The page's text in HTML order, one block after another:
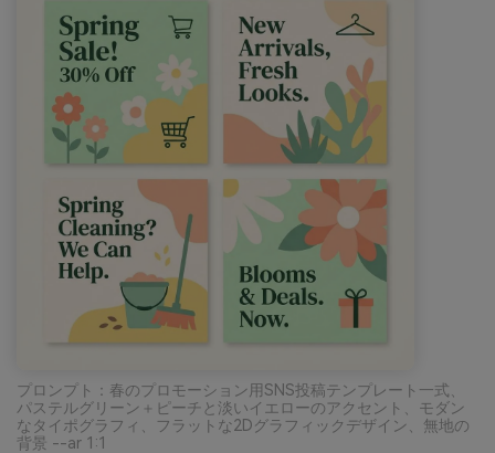
プロンプト：春のプロモーション用SNS投稿テンプレート一式、
パステルグリーン＋ピーチと淡いイエローのアクセント、モダン
なタイポグラフィ、フラットな2Dグラフィックデザイン、無地の
背景 --ar 1:1